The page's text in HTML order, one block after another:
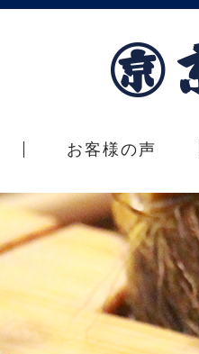
お客様の声